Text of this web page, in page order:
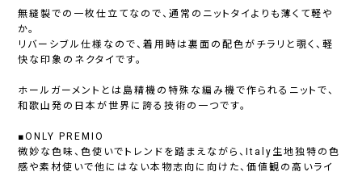
無縫製での一枚仕立てなので、通常のニットタイよりも薄くて軽や
か。
リバーシブル仕様なので、着用時は裏面の配色がチラリと覗く、軽
快な印象のネクタイです。
ホールガーメントとは島精機の特殊な編み機で作られるニットで、
和歌山発の日本が世界に誇る技術の一つです。
■ONLY PREMIO
微妙な色味、色使いでトレンドを踏まえながら、Italy生地独特の色
感や素材使いで他にはない本物志向に向けた、価値観の高いライ